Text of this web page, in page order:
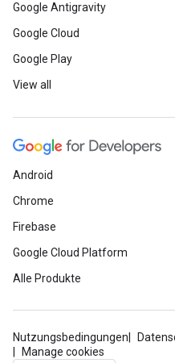
Google Antigravity
Google Cloud
Google Play
View all
Android
Chrome
Firebase
Google Cloud Platform
Alle Produkte
Nutzungsbedingungen
Manage cookies